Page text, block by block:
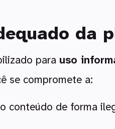
da
para uso
se compromete a:
conteúdo de forma